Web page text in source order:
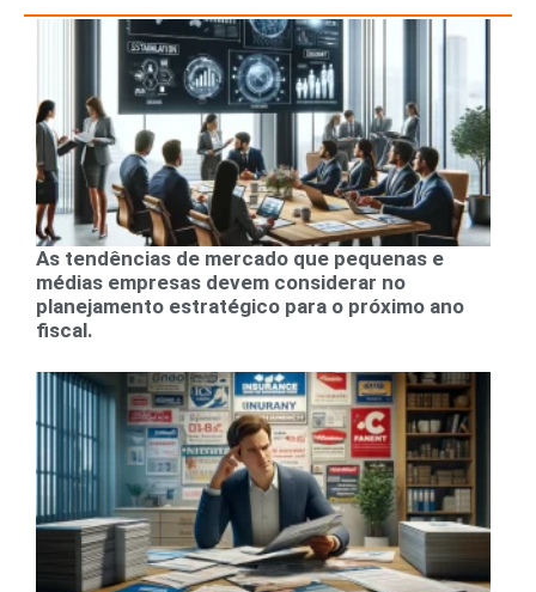
As tendências de mercado que pequenas e
médias empresas devem considerar no
planejamento estratégico para o próximo ano
fiscal.